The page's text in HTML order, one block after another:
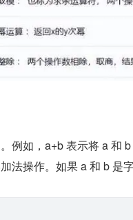
例如，a+b 表示将 a 和
法操作。如果 a 和 b 是